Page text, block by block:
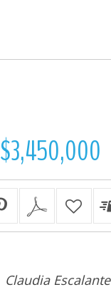
$3,450,000
Claudia Escalante